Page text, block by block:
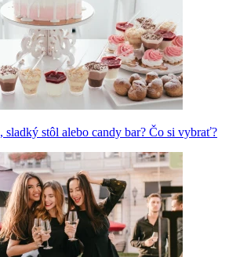
sladký stôl alebo candy bar? Čo si vybrať?